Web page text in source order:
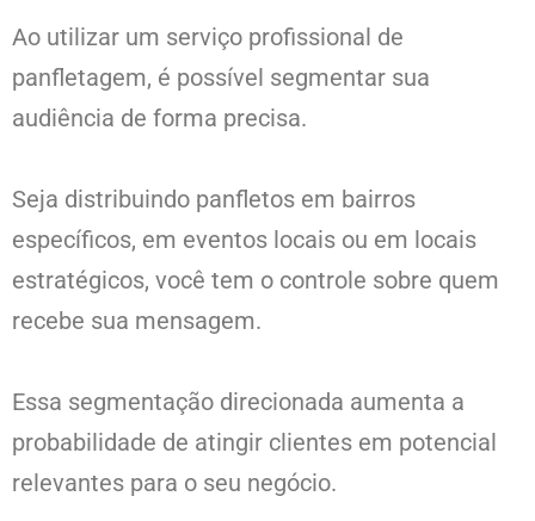
Ao utilizar um serviço profissional de
panfletagem, é possível segmentar sua
audiência de forma precisa.
Seja distribuindo panfletos em bairros
específicos, em eventos locais ou em locais
estratégicos, você tem o controle sobre quem
recebe sua mensagem.
Essa segmentação direcionada aumenta a
probabilidade de atingir clientes em potencial
relevantes para o seu negócio.